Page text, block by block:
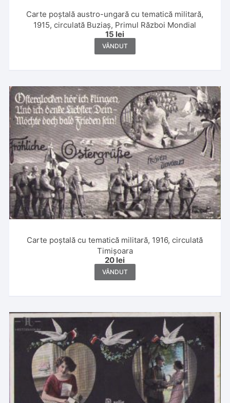
Carte poștală austro-ungară cu tematică militară,
1915, circulată Buziaș, Primul Război Mondial
15 lei
VÂNDUT
Carte poștală cu tematică militară, 1916, circulată
Timișoara
20 lei
VÂNDUT